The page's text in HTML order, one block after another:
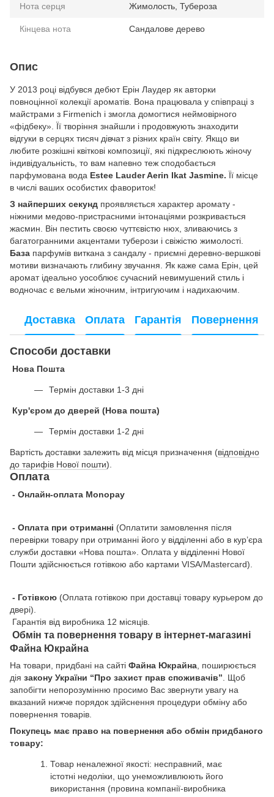
Нота серця Жимолость, Тубероза
Кінцева нота Сандалове дерево
Опис
У 2013 році відбувся дебют Ерін Лаудер як авторки
повноцінної колекції ароматів. Вона працювала у співпраці з
майстрами з Firmenich і змогла домогтися неймовірного
«фідбеку». Її творіння знайшли і продовжують знаходити
відгуки в серцях тисяч дівчат з різних країн світу. Якщо ви
любите розкішні квіткові композиції, які підкреслюють жіночу
індивідуальність, то вам напевно теж сподобається
парфумована вода Estee Lauder Aerin Ikat Jasmine. Її місце
в числі ваших особистих фавориток!
З найперших секунд проявляється характер аромату -
ніжними медово-пристрасними інтонаціями розкривається
жасмин. Він пестить своєю чуттєвістю нюх, зливаючись з
багатогранними акцентами туберози і свіжістю жимолості.
База парфумів виткана з сандалу - приємні деревно-вершкові
мотиви визначають глибину звучання. Як каже сама Ерін, цей
аромат ідеально уособлює сучасний невимушений стиль і
водночас є вельми жіночним, інтригуючим і надихаючим.
Доставка Оплата Гарантія Повернення
Способи доставки
Нова Пошта
Термін доставки 1-3 дні
Кур'єром до дверей (Нова пошта)
Термін доставки 1-2 дні
Вартість доставки залежить від місця призначення (відповідно
до тарифів Нової пошти).
Оплата
- Онлайн-оплата Monopay
- Оплата при отриманні (Оплатити замовлення після
перевірки товару при отриманні його у відділенні або в кур’єра
служби доставки «Нова пошта». Оплата у відділенні Нової
Пошти здійснюється готівкою або картами VISA/Mastercard).
- Готівкою (Оплата готівкою при доставці товару курьером до
двері).
Гарантія від виробника 12 місяців.
Обмін та повернення товару в інтернет-магазині
Файна Юкрайна
На товари, придбані на сайті Файна Юкрайна, поширюється
дія закону України “Про захист прав споживачів”. Щоб
запобігти непорозумінню просимо Вас звернути увагу на
вказаний нижче порядок здійснення процедури обміну або
повернення товарів.
Покупець має право на повернення або обмін придбаного
товару:
Товар неналежної якості: несправний, має
істотні недоліки, що унеможливлюють його
використання (провина компанії-виробника